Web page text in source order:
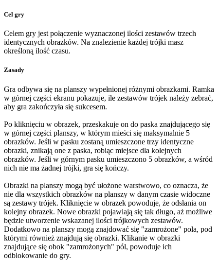
Cel gry
Celem gry jest połączenie wyznaczonej ilości zestawów trzech
identycznych obrazków. Na znalezienie każdej trójki masz
określoną ilość czasu.
Zasady
Gra odbywa się na planszy wypełnionej różnymi obrazkami. Ramka
w górnej części ekranu pokazuje, ile zestawów trójek należy zebrać,
aby gra zakończyła się sukcesem.
Po kliknięciu w obrazek, przeskakuje on do paska znajdującego się
w górnej części planszy, w którym mieści się maksymalnie 5
obrazków. Jeśli w pasku zostaną umieszczone trzy identyczne
obrazki, znikają one z paska, robiąc miejsce dla kolejnych
obrazków. Jeśli w górnym pasku umieszczono 5 obrazków, a wśród
nich nie ma żadnej trójki, gra się kończy.
Obrazki na planszy mogą być ułożone warstwowo, co oznacza, że
nie dla wszystkich obrazków na planszy w danym czasie widoczne
są zestawy trójek. Kliknięcie w obrazek powoduje, że odsłania on
kolejny obrazek. Nowe obrazki pojawiają się tak długo, aż możliwe
będzie utworzenie wskazanej ilości trójkowych zestawów.
Dodatkowo na planszy mogą znajdować się "zamrożone" pola, pod
którymi również znajdują się obrazki. Klikanie w obrazki
znajdujące się obok "zamrożonych" pól, powoduje ich
odblokowanie do gry.